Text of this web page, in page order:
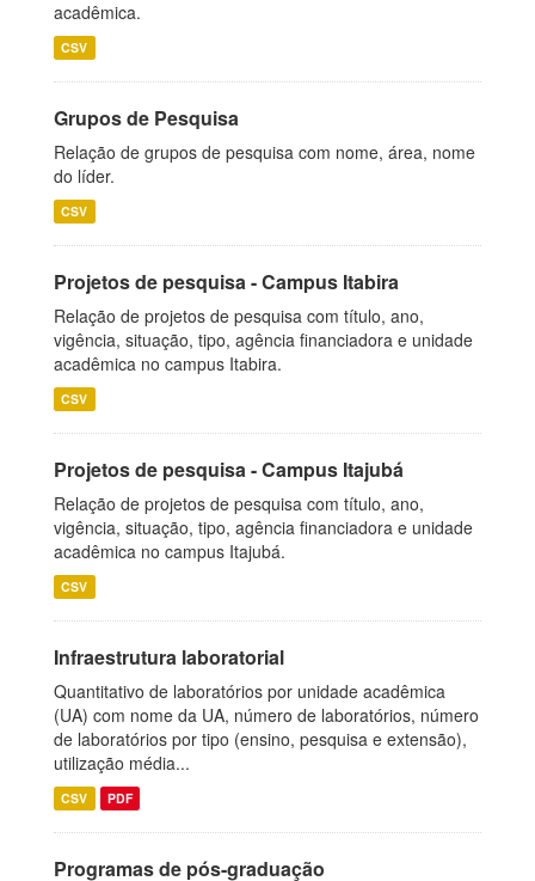
acadêmica.
CSV
Grupos de Pesquisa
Relação de grupos de pesquisa com nome, área, nome
do líder.
CSV
Projetos de pesquisa - Campus Itabira
Relação de projetos de pesquisa com título, ano,
vigência, situação, tipo, agência financiadora e unidade
acadêmica no campus Itabira.
CSV
Projetos de pesquisa - Campus Itajubá
Relação de projetos de pesquisa com título, ano,
vigência, situação, tipo, agência financiadora e unidade
acadêmica no campus Itajubá.
CSV
Infraestrutura laboratorial
Quantitativo de laboratórios por unidade acadêmica
(UA) com nome da UA, número de laboratórios, número
de laboratórios por tipo (ensino, pesquisa e extensão),
utilização média...
CSV PDF
Programas de pós-graduação